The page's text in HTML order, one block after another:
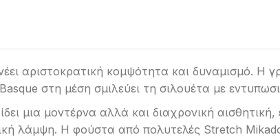
αριστοκρατική κομψότητα και δυναμισμό. Η
στη μέση σμιλεύει τη σιλουέτα με
μια μοντέρνα αλλά και διαχρονική
λάμψη. Η φούστα από πολυτελές Stretch